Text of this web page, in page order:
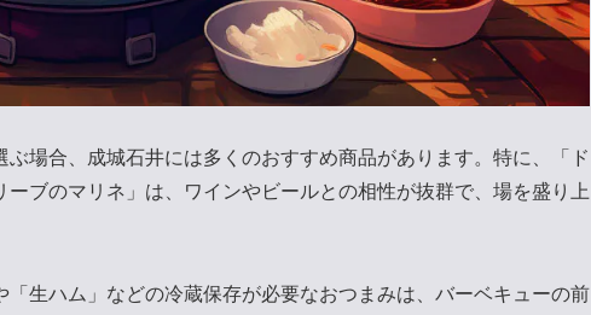
場合、成城石井には多くのおすすめ商品があります。特に、「ド
ブのマリネ」は、ワインやビールとの相性が抜群で、場を盛り上
生ハム」などの冷蔵保存が必要なおつまみは、バーベキューの前